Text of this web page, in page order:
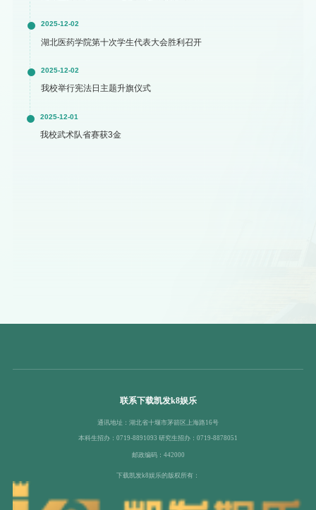
2025-12-02
湖北医药学院第十次学生代表大会胜利召开
2025-12-02
我校举行宪法日主题升旗仪式
2025-12-01
我校武术队省赛获3金
联系下载凯发k8娱乐
通讯地址：湖北省十堰市茅箭区上海路16号
本科生招办：0719-8891093 研究生招办：0719-8878051
邮政编码：442000
下载凯发k8娱乐的版权所有：